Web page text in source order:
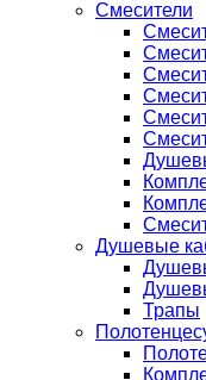
Смесители
Душевые
Трапы